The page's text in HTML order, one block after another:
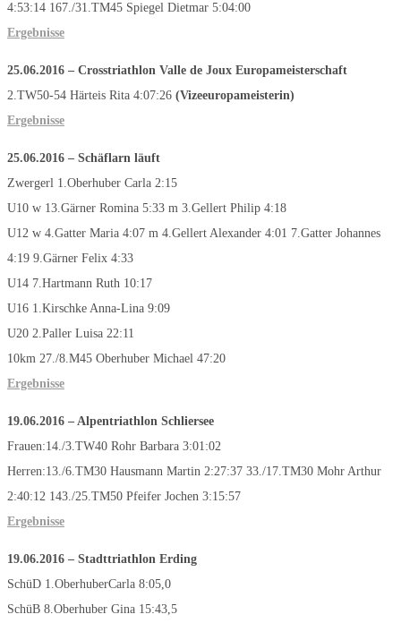
4:53:14 167./31.TM45 Spiegel Dietmar 5:04:00
Ergebnisse
25.06.2016 – Crosstriathlon Valle de Joux Europameisterschaft
2.TW50-54 Härteis Rita 4:07:26 (Vizeeuropameisterin)
Ergebnisse
25.06.2016 – Schäflarn läuft
Zwergerl 1.Oberhuber Carla 2:15
U10 w 13.Gärner Romina 5:33 m 3.Gellert Philip 4:18
U12 w 4.Gatter Maria 4:07 m 4.Gellert Alexander 4:01 7.Gatter Johannes
4:19 9.Gärner Felix 4:33
U14 7.Hartmann Ruth 10:17
U16 1.Kirschke Anna-Lina 9:09
U20 2.Paller Luisa 22:11
10km 27./8.M45 Oberhuber Michael 47:20
Ergebnisse
19.06.2016 – Alpentriathlon Schliersee
Frauen:14./3.TW40 Rohr Barbara 3:01:02
Herren:13./6.TM30 Hausmann Martin 2:27:37 33./17.TM30 Mohr Arthur
2:40:12 143./25.TM50 Pfeifer Jochen 3:15:57
Ergebnisse
19.06.2016 – Stadttriathlon Erding
SchüD 1.OberhuberCarla 8:05,0
SchüB 8.Oberhuber Gina 15:43,5